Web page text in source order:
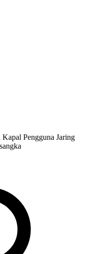
Pengguna Jaring